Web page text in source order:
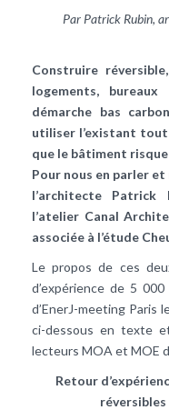
Par Patrick Rubin,
Construire
logements,
démarche bas
utiliser l’existant tout
que le bâtiment
Pour nous en parler
l’architecte Patrick
l’atelier Canal
associée à l’étude
Le propos de ces
d’expérience de 5
d’EnerJ-meeting Paris
ci-dessous en texte
lecteurs MOA et MOE
Retour